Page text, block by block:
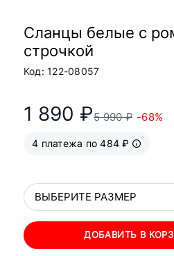
Сланцы белые с
строчкой
Код: 122-08057
1 890 ₽5 990 ₽ -68%
4 платежа по 484 ₽
ВЫБЕРИТЕ РАЗМЕР
ДОБАВИТЬ В